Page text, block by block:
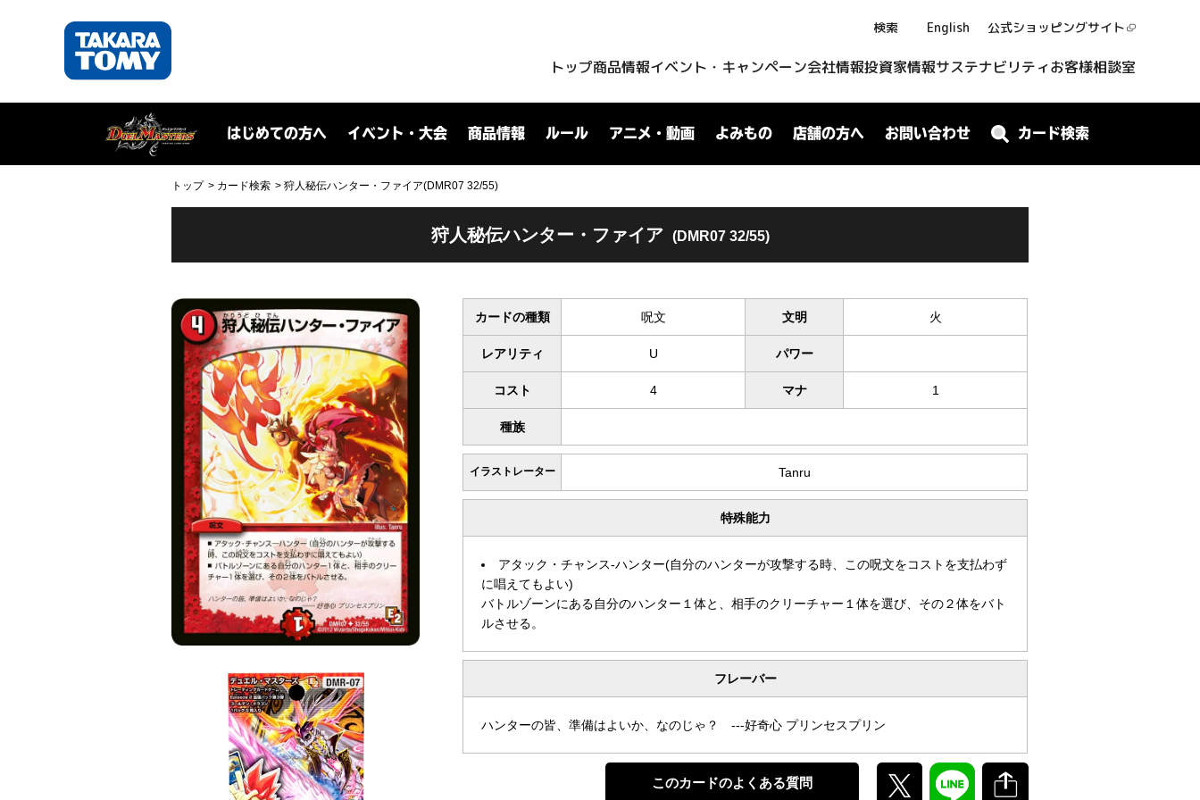
検索 English 公式ショッピングサイト
トップ商品情報イベント・キャンペーン会社情報投資家情報サステナビリティお客様相談室
はじめての方へ イベント・大会 商品情報 ルール アニメ・動画 よみもの 店舗の方へ お問い合わせ カード検索
トップ カード検索 狩人秘伝ハンター・ファイア(DMR07 32/55)
狩人秘伝ハンター・ファイア (DMR07 32/55)
カードの種類 呪文 文明 火
レアリティ U パワー
コスト 4 マナ 1
種族
イラストレーター Tanru
特殊能力
アタック・チャンス-ハンター(自分のハンターが攻撃する時、この呪文をコストを支払わず
に唱えてもよい)
バトルゾーンにある自分のハンター１体と、相手のクリーチャー１体を選び、その２体をバト
ルさせる。
フレーバー
ハンターの皆、準備はよいか、なのじゃ？ ---好奇心 プリンセスプリン
このカードのよくある質問